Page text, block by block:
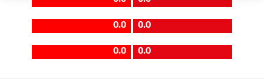
0.0 0.0
0.0 0.0